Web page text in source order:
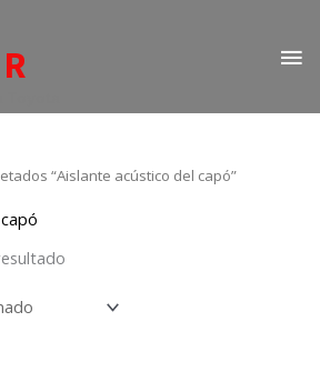
“Aislante acústico del capó”